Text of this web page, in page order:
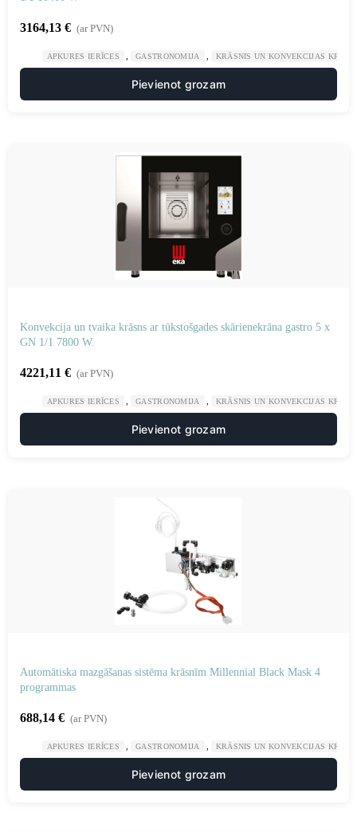
3164,13 € (ar PVN)
APKURES IERĪCES GASTRONOMIJA KRĀSNIS UN KONVEKCIJAS
Pievienot grozam
Konvekcija un tvaika krāsns ar tūkstošgades skārienekrāna gastro 5 x
GN 1/1 7800 W.
4221,11 € (ar PVN)
APKURES IERĪCES GASTRONOMIJA KRĀSNIS UN KONVEKCIJAS
Pievienot grozam
Automātiska mazgāšanas sistēma krāsnīm Millennial Black Mask 4
programmas
688,14 € (ar PVN)
APKURES IERĪCES GASTRONOMIJA KRĀSNIS UN KONVEKCIJAS
Pievienot grozam